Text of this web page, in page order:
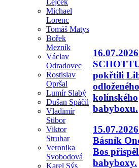
Michael
Lorenc
Tomáš Matys
Bořek
Mezník
Václav
Odradovec
Rostislav
Opršal
Lumír Slabý
Dušan Spáčil
Vladimír
Stibor
Viktor
Struhar
Veronika
Svobodová
Karel Sýs
pokřtili
kolínského
babyboxu.
Básník
Bos
babyboxy.